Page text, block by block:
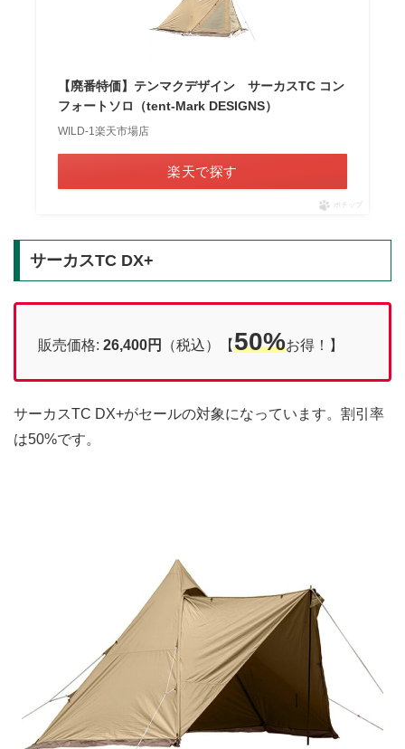
【廃番特価】テンマクデザイン サーカスTC コン
フォートソロ（tent-Mark DESIGNS）
WILD-1楽天市場店
楽天で探す
ポチップ
サーカスTC DX+
販売価格: 26,400円 （税込）【50%お得！】
サーカスTC DX+がセールの対象になっています。割引率
は50%です。